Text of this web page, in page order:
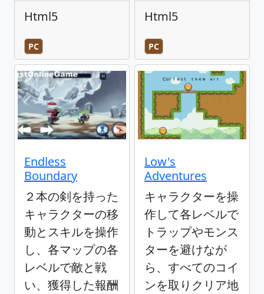
Html5
PC
Html5
PC
Endless
Boundary
２本の剣を持った
キャラクターの移
動とスキルを操作
し、各マップの各
レベルで敵と戦
い、獲得した報酬
Low's
Adventures
キャラクターを操
作して各レベルで
トラップやモンス
ターを避けなが
ら、すべてのコイ
ンを取りクリア地